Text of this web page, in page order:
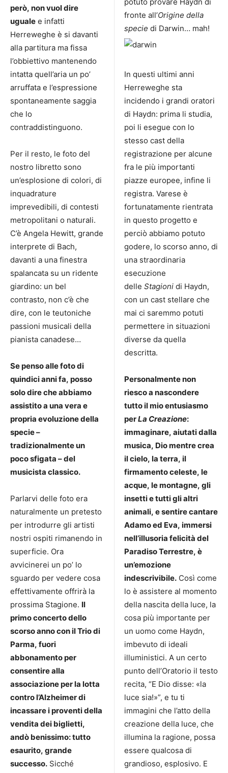
però, non vuol dire
uguale e infatti
Herreweghe è si davanti
alla partitura ma fissa
l’obbiettivo mantenendo
intatta quell’aria un po’
arruffata e l’espressione
spontaneamente saggia
che lo
contraddistinguono.
Per il resto, le foto del
nostro libretto sono
un’esplosione di colori, di
inquadrature
imprevedibili, di contesti
metropolitani o naturali.
C’è Angela Hewitt, grande
interprete di Bach,
davanti a una finestra
spalancata su un ridente
giardino: un bel
contrasto, non c’è che
dire, con le teutoniche
passioni musicali della
pianista canadese…
Se penso alle foto di
quindici anni fa, posso
solo dire che abbiamo
assistito a una vera e
propria evoluzione della
specie –
tradizionalmente un
poco sfigata – del
musicista classico.
Parlarvi delle foto era
naturalmente un pretesto
per introdurre gli artisti
nostri ospiti rimanendo in
superficie. Ora
avvicinerei un po’ lo
sguardo per vedere cosa
effettivamente offrirà la
prossima Stagione. Il
primo concerto dello
scorso anno con il Trio di
Parma, fuori
abbonamento per
consentire alla
associazione per la lotta
contro l’Alzheimer di
incassare i proventi della
vendita dei biglietti,
andò benissimo: tutto
esaurito, grande
successo. Sicché
fronte all’Origine della
specie di Darwin… mah!
In questi ultimi anni
Herreweghe sta
incidendo i grandi oratori
di Haydn: prima li studia,
poi li esegue con lo
stesso cast della
registrazione per alcune
fra le più importanti
piazze europee, infine li
registra. Varese è
fortunatamente rientrata
in questo progetto e
perciò abbiamo potuto
godere, lo scorso anno, di
una straordinaria
esecuzione
delle Stagioni di Haydn,
con un cast stellare che
mai ci saremmo potuti
permettere in situazioni
diverse da quella
descritta.
Personalmente non
riesco a nascondere
tutto il mio entusiasmo
perLa Creazione:
immaginare, aiutati dalla
musica, Dio mentre crea
il cielo, la terra, il
firmamento celeste, le
acque, le montagne, gli
insetti e tutti gli altri
animali, e sentire cantare
Adamo ed Eva, immersi
nell’illusoria felicità del
Paradiso Terrestre, è
un’emozione
indescrivibile. Così come
lo è assistere al momento
della nascita della luce, la
cosa più importante per
un uomo come Haydn,
imbevuto di ideali
illuministici. A un certo
punto dell’Oratorio il testo
recita, “E Dio disse: «la
luce sia!»”, e tu ti
immagini che l’atto della
creazione della luce, che
illumina la ragione, possa
essere qualcosa di
grandioso, esplosivo. E